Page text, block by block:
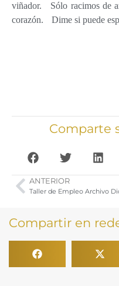
viñador. Sólo racimos de
corazón. Dime si puede
Comparte
ANTERIOR
Compartir en